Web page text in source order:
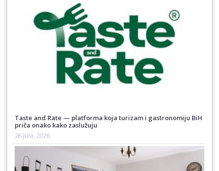
Taste and Rate — platforma koja turizam i gastronomiju BiH
priča onako kako zaslužuju
26 Jula, 2026